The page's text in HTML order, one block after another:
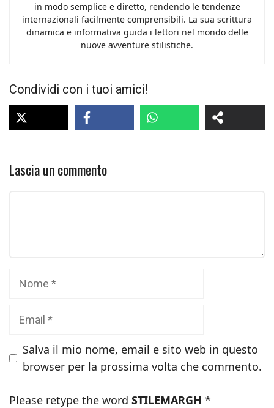
in modo semplice e diretto, rendendo le tendenze
internazionali facilmente comprensibili. La sua scrittura
dinamica e informativa guida i lettori nel mondo delle
nuove avventure stilistiche.
Condividi con i tuoi amici!
Lascia un commento
Salva il mio nome, email e sito web in questo
browser per la prossima volta che commento.
Please retype the word STILEMARGH *